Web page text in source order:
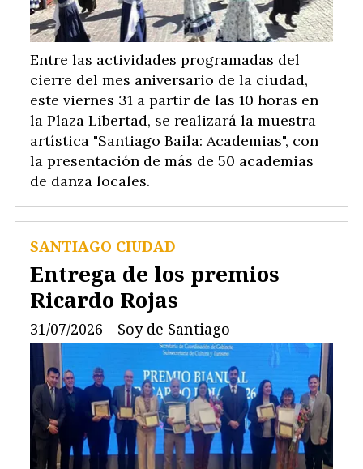
Entre las actividades programadas del
cierre del mes aniversario de la ciudad,
este viernes 31 a partir de las 10 horas en
la Plaza Libertad, se realizará la muestra
artística "Santiago Baila: Academias", con
la presentación de más de 50 academias
de danza locales.
Entrega de los premios
Ricardo Rojas
Soy de Santiago
SANTIAGO CIUDAD
31/07/2026